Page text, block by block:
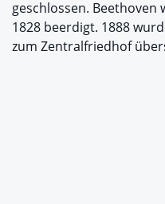
geschlossen.
1828 beerdigt. 1888
zum Zentralfriedhof